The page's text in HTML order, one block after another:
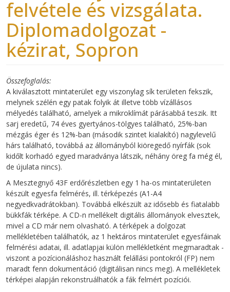
felvétele és vizsgálata.
Diplomadolgozat -
kézirat, Sopron
Összefoglalás
A kiválasztott mintaterület egy viszonylag sík területen fekszik,
melynek szélén egy patak folyik át illetve több vízállásos
mélyedés található, amelyek a mikroklímát párásabbá teszik. Itt
sarj eredetű, 74 éves gyertyános-tölgyes található, 25%-ban
mézgás éger és 12%-ban (második szintet kialakító) nagylevelű
hárs található, továbbá az állományból kiöregedő nyírfák (sok
kidőlt korhadó egyed maradványa látszik, néhány öreg fa még él,
de újulata nincs).
A Mesztegnyő 43F erdőrészletben egy 1 ha-os mintaterületen
készült egyesfa felmérés, ill. térképezés (A1-A4
negyedkvadrátokban). Továbbá elkészült az idősebb és fiatalabb
bükkfák térképe. A CD-n mellékelt digitális állományok elvesztek,
mivel a CD már nem olvasható. A térképek a dolgozat
mellékletében találhatók, az 1 hektáros mintaterület egyesfáinak
felmérési adatai, ill. adatlapjai külön mellékletként megmaradtak -
viszont a pozícionáláshoz használt felállási pontokról (FP) nem
maradt fenn dokumentáció (digitálisan nincs meg). A mellékletek
térképei alapján rekonstruálhatók a fák felmért pozíciói.